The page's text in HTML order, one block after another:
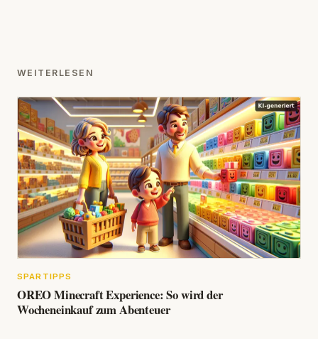
WEITERLESEN
SPARTIPPS
OREO Minecraft Experience: So wird der
Wocheneinkauf zum Abenteuer